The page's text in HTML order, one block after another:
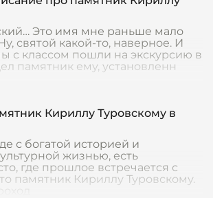
Это имя мне раньше мало
святой какой-то, наверное. И
с классом пошли на экскурсию в
памятник ему, установленн
Кириллу Туровскому в
с богатой историей и
жизнью, есть
где прошлое встречается с
памятник Кириллу Туровскому.